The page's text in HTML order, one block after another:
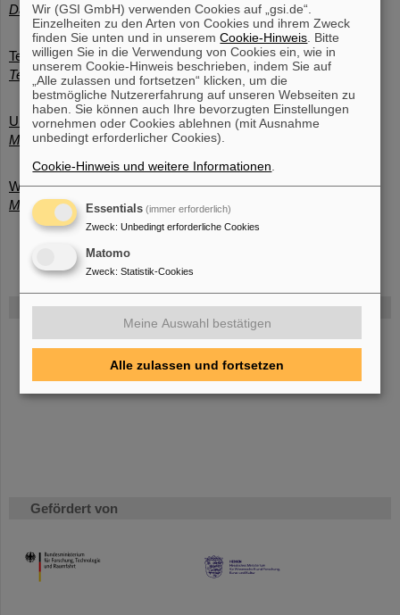
FAIR
Bei GSI entsteht das neue Beschleunigerzentrum FAIR.
Erfahren Sie mehr.
Gefördert von
HMWK
Darmstadt (Germany)
Texas A&M
Texas (USA)
Universität Mainz, Institut für Physik
Mainz (Germany)
Westphälische Wilhelms Universität Münster
Münster (Germany)
Wir (GSI GmbH) verwenden Cookies auf „gsi.de“.
Einzelheiten zu den Arten von Cookies und ihrem Zweck
finden Sie unten und in unseremCookie-Hinweis . Bitte
willigen Sie in die Verwendung von Cookies ein, wie in
unserem Cookie-Hinweis beschrieben, indem Sie auf
„Alle zulassen und fortsetzen“ klicken, um die
bestmögliche Nutzererfahrung auf unseren Webseiten zu
haben. Sie können auch Ihre bevorzugten Einstellungen
vornehmen oder Cookies ablehnen (mit Ausnahme
unbedingt erforderlicher Cookies).
Cookie-Hinweis und weitere Informationen
Essentials (immer erforderlich)
Zweck: Unbedingt erforderliche Cookies
Matomo
Zweck: Statistik-Cookies
Meine Auswahl bestätigen
Alle zulassen und fortsetzen